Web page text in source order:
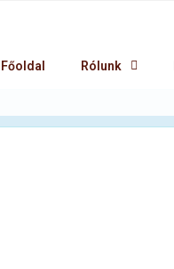
Főoldal Rólunk